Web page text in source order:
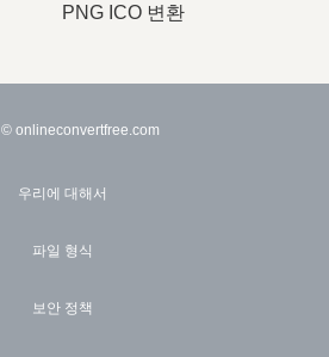
PNG ICO 변환
© onlineconvertfree.com
우리에 대해서
파일 형식
보안 정책